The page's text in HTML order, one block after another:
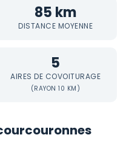
85 km
DISTANCE MOYENNE
5
AIRES DE COVOITURAGE
(RAYON 10 KM)